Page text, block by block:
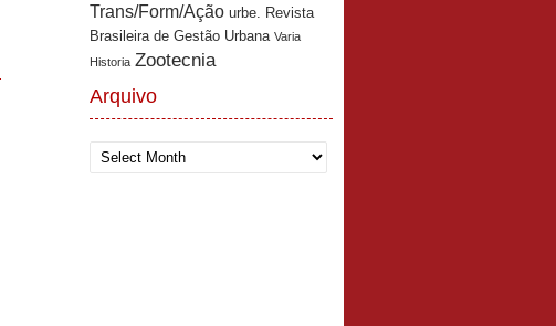
Trans/Form/Ação urbe. Revista
Brasileira de Gestão Urbana Varia
Historia Zootecnia
Arquivo
Arquivo